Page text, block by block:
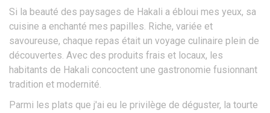
Si la beauté des paysages de Hakali a ébloui mes yeux, sa
cuisine a enchanté mes papilles. Riche, variée et
savoureuse, chaque repas était un voyage culinaire plein de
découvertes. Avec des produits frais et locaux, les
habitants de Hakali concoctent une gastronomie fusionnant
tradition et modernité.
Parmi les plats que j'ai eu le privilège de déguster, la tourte